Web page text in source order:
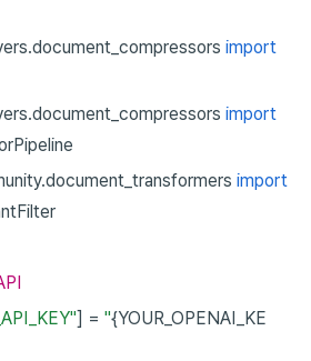
import
import
import
] = "{YOUR_OPENAI_KE